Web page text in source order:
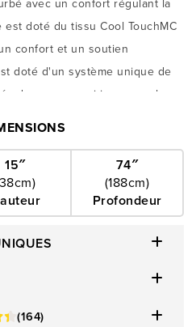
doté du tissu Cool TouchMC
confort et un soutien
doté d'un système unique de
de mousse qui incorpore la
brevetée de Kingsdown, le
15″
74″
(188cm)
Profondeur
(164)